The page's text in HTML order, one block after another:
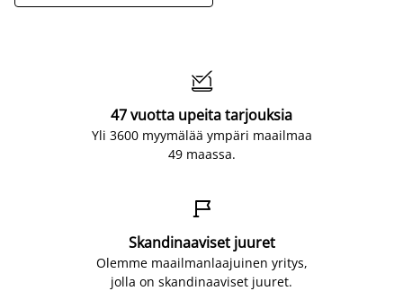

47 vuotta upeita tarjouksia
Yli 3600 myymälää ympäri maailmaa
49 maassa.

Skandinaaviset juuret
Olemme maailmanlaajuinen yritys,
jolla on skandinaaviset juuret.